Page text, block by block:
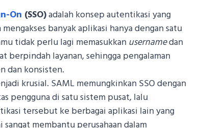
On (SSO)adalah konsep autentikasi yang
banyak aplikasi hanya dengan satu
tidak perlu lagi memasukkan usernamedan
berpindah layanan, sehingga pengalaman
dan konsisten.
krusial. SAML memungkinkan SSO dengan
pengguna di satu sistem pusat, lalu
tersebut ke berbagai aplikasi lain yang